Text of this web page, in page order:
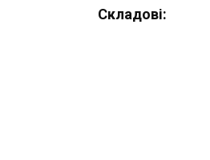
Складові: